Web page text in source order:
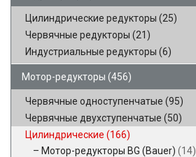
Цилиндрические редукторы (25)
Червячные редукторы (21)
Индустриальные редукторы (6)
Мотор-редукторы (456)
Червячные одноступенчатые (95)
Червячные двухступенчатые (50)
Цилиндрические (166)
Мотор-редукторы BG (Bauer) (14)